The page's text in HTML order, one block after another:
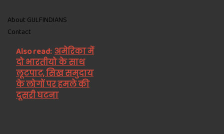
About GULFINDIANS
Contact
Also read: अमेरिका में
दो भारतीयो के साथ
लूटपाट, सिख समुदाय
के लोगों पर हमले की
दूसरी घटना